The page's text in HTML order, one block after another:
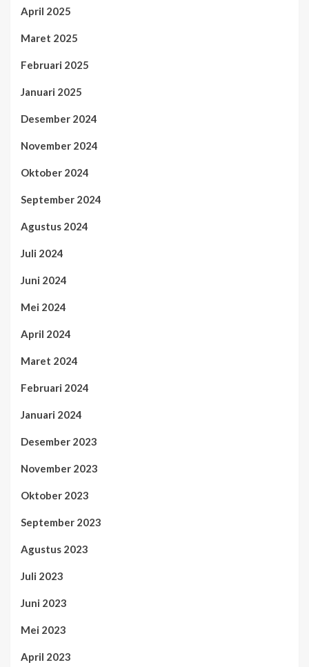
April 2025
Maret 2025
Februari 2025
Januari 2025
Desember 2024
November 2024
Oktober 2024
September 2024
Agustus 2024
Juli 2024
Juni 2024
Mei 2024
April 2024
Maret 2024
Februari 2024
Januari 2024
Desember 2023
November 2023
Oktober 2023
September 2023
Agustus 2023
Juli 2023
Juni 2023
Mei 2023
April 2023